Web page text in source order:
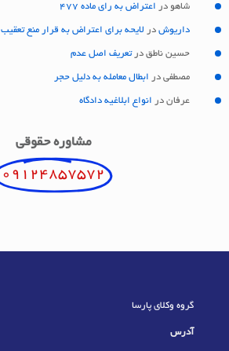
شاهو در اعتراض به رای ماده 477
داریوش در لایحه برای اعتراض به قرار منع تعقیب
حسین ناطق درتعریف اصل عدم
مصطفی در ابطال معامله به دلیل حجر
عرفان در انواع ابلاغیه دادگاه
مشاوره حقوقی
09124857572
گروه وکلای پارسا
آدرس